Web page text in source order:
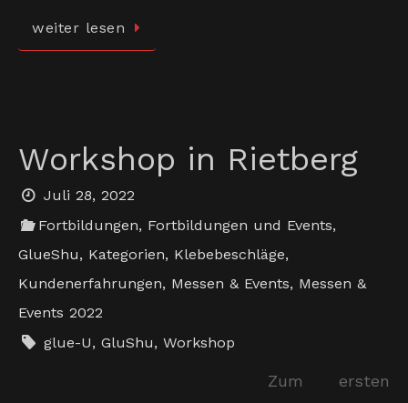
weiter lesen
Workshop in Rietberg
Juli 28, 2022
Fortbildungen, Fortbildungen und Events,
GlueShu, Kategorien, Klebebeschläge,
Kundenerfahrungen, Messen & Events, Messen &
Events 2022
glue-U,GluShu,Workshop
Zum ersten